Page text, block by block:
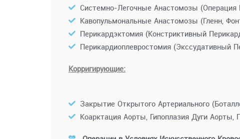
Системно-Легочные Анастомозы (Операция
Кавопульмональные Анастомозы (Гленн,
Перикардэктомия (Констриктивный
Перикардиоплевростомия (Экссудативный
Корригирующие:
Закрытие Открытого Артериального
Коарктация Аорты, Гипоплазия Дуги